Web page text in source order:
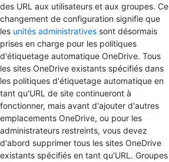
des URL aux utilisateurs et aux groupes. Ce
changement de configuration signifie que
les unités administratives sont désormais
prises en charge pour les politiques
d'étiquetage automatique OneDrive. Tous
les sites OneDrive existants spécifiés dans
les politiques d'étiquetage automatique en
tant qu'URL de site continueront à
fonctionner, mais avant d'ajouter d'autres
emplacements OneDrive, ou pour les
administrateurs restreints, vous devez
d'abord supprimer tous les sites OneDrive
existants spécifiés en tant qu'URL. Groupes